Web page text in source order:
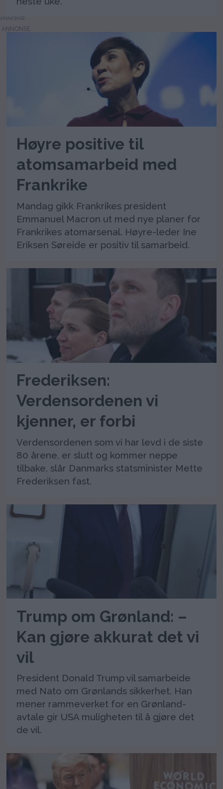
ANNONSE
Høyre positive til
atomsamarbeid med
Frankrike
Mandag gikk Frankrikes president
Emmanuel Macron ut med nye planer for
Frankrikes atomarsenal. Høyre-leder Ine
Eriksen Søreide er positiv til samarbeid.
Frederiksen:
Verdensordenen vi
kjenner, er forbi
Verdensordenen som vi har levd i de siste
80 årene, er slutt og kommer neppe
tilbake, slår Danmarks statsminister Mette
Frederiksen fast.
Trump om Grønland: –
Kan gjøre akkurat det vi
vil
President Donald Trump vil samarbeide
med Nato om Grønlands sikkerhet. Han
mener rammeverket for en Grønland-
avtale gir USA muligheten til å gjøre det
de vil.